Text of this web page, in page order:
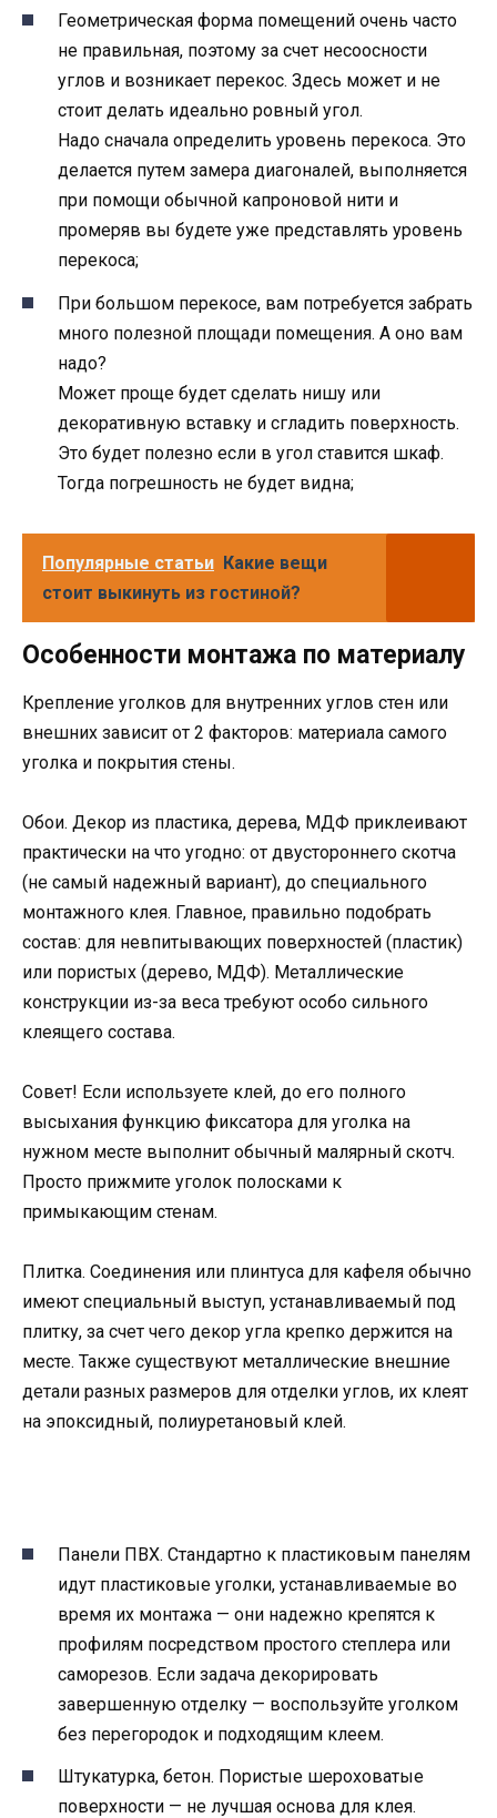
Геометрическая форма помещений очень часто
не правильная, поэтому за счет несоосности
углов и возникает перекос. Здесь может и не
стоит делать идеально ровный угол.
Надо сначала определить уровень перекоса. Это
делается путем замера диагоналей, выполняется
при помощи обычной капроновой нити и
промеряв вы будете уже представлять уровень
перекоса;
При большом перекосе, вам потребуется забрать
много полезной площади помещения. А оно вам
надо?
Может проще будет сделать нишу или
декоративную вставку и сгладить поверхность.
Это будет полезно если в угол ставится шкаф.
Тогда погрешность не будет видна;
Популярные статьи Какие вещи
стоит выкинуть из гостиной?
Особенности монтажа по материалу
Крепление уголков для внутренних углов стен или
внешних зависит от 2 факторов: материала самого
уголка и покрытия стены.
Обои. Декор из пластика, дерева, МДФ приклеивают
практически на что угодно: от двустороннего скотча
(не самый надежный вариант), до специального
монтажного клея. Главное, правильно подобрать
состав: для невпитывающих поверхностей (пластик)
или пористых (дерево, МДФ). Металлические
конструкции из-за веса требуют особо сильного
клеящего состава.
Совет! Если используете клей, до его полного
высыхания функцию фиксатора для уголка на
нужном месте выполнит обычный малярный скотч.
Просто прижмите уголок полосками к
примыкающим стенам.
Плитка. Соединения или плинтуса для кафеля обычно
имеют специальный выступ, устанавливаемый под
плитку, за счет чего декор угла крепко держится на
месте. Также существуют металлические внешние
детали разных размеров для отделки углов, их клеят
на эпоксидный, полиуретановый клей.
Панели ПВХ. Стандартно к пластиковым панелям
идут пластиковые уголки, устанавливаемые во
время их монтажа — они надежно крепятся к
профилям посредством простого степлера или
саморезов. Если задача декорировать
завершенную отделку — воспользуйте уголком
без перегородок и подходящим клеем.
Штукатурка, бетон. Пористые шероховатые
поверхности — не лучшая основа для клея.